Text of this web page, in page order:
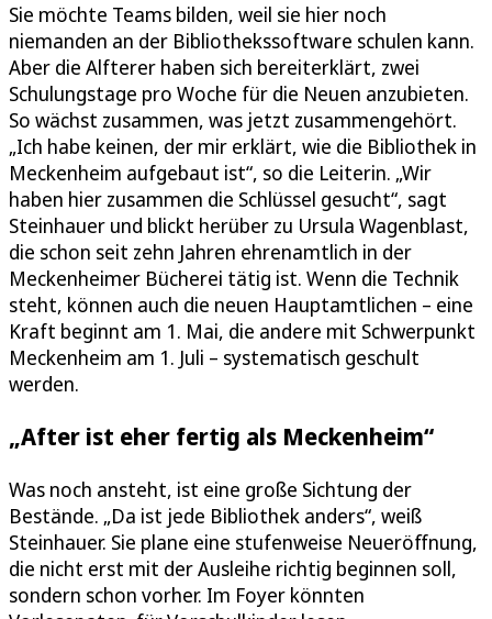
Sie möchte Teams bilden, weil sie hier noch
niemanden an der Bibliothekssoftware schulen kann.
Aber die Alfterer haben sich bereiterklärt, zwei
Schulungstage pro Woche für die Neuen anzubieten.
So wächst zusammen, was jetzt zusammengehört.
„Ich habe keinen, der mir erklärt, wie die Bibliothek in
Meckenheim aufgebaut ist“, so die Leiterin. „Wir
haben hier zusammen die Schlüssel gesucht“, sagt
Steinhauer und blickt herüber zu Ursula Wagenblast,
die schon seit zehn Jahren ehrenamtlich in der
Meckenheimer Bücherei tätig ist. Wenn die Technik
steht, können auch die neuen Hauptamtlichen – eine
Kraft beginnt am 1. Mai, die andere mit Schwerpunkt
Meckenheim am 1. Juli – systematisch geschult
werden.
„After ist eher fertig als Meckenheim“
Was noch ansteht, ist eine große Sichtung der
Bestände. „Da ist jede Bibliothek anders“, weiß
Steinhauer. Sie plane eine stufenweise Neueröffnung,
die nicht erst mit der Ausleihe richtig beginnen soll,
sondern schon vorher. Im Foyer könnten